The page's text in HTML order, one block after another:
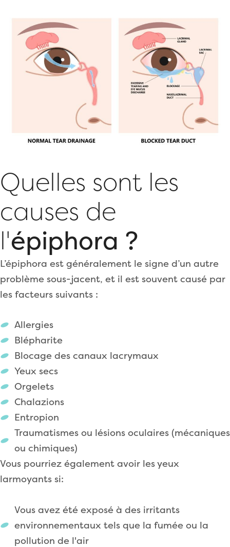
Quelles sont les
causes de
l'épiphora ?
L’épiphora est généralement le signe d’un autre
problème sous-jacent, et il est souvent causé par
les facteurs suivants :
Allergies
Blépharite
Blocage des canaux lacrymaux
Yeux secs
Orgelets
Chalazions
Entropion
Traumatismes ou lésions oculaires (mécaniques
ou chimiques)
Vous pourriez également avoir les yeux
larmoyants si:
Vous avez été exposé à des irritants
environnementaux tels que la fumée ou la
pollution de l'air